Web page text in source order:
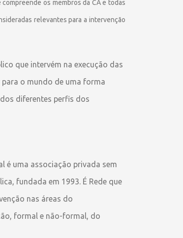
os membros da CA e todas
relevantes para a intervenção
que intervém na execução das
o mundo de uma forma
diferentes perfis dos
é uma associação privada sem
fundada em 1993. É Rede que
nas áreas do
formal e não-formal, do